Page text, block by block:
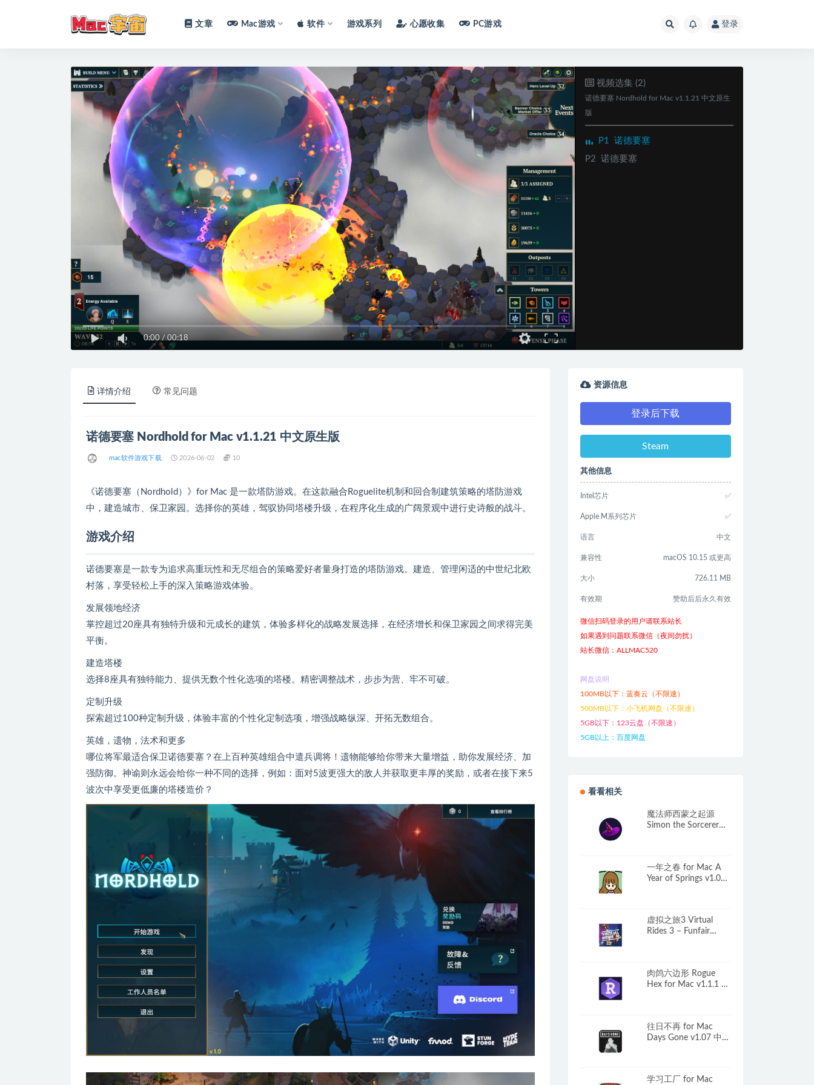
文章 Mac游戏 软件 游戏系列 心愿收集 PC游戏 登录
0:00/ 00:18
视频选集 (2)
诺德要塞 Nordhold for Mac v1.1.21 中文原生
版
P1 诺德要塞
P2 诺德要塞
详情介绍 常见问题
诺德要塞 Nordhold for Mac v1.1.21 中文原生版
mac软件游戏下载 2026-06-02 10
《诺德要塞（Nordhold）》for Mac 是一款塔防游戏。在这款融合Roguelite机制和回合制建筑策略的塔防游戏
中，建造城市、保卫家园。选择你的英雄，驾驭协同塔楼升级，在程序化生成的广阔景观中进行史诗般的战斗。
游戏介绍
诺德要塞是一款专为追求高重玩性和无尽组合的策略爱好者量身打造的塔防游戏。建造、管理闲适的中世纪北欧
村落，享受轻松上手的深入策略游戏体验。
发展领地经济
掌控超过20座具有独特升级和元成长的建筑，体验多样化的战略发展选择，在经济增长和保卫家园之间求得完美
平衡。
建造塔楼
选择8座具有独特能力、提供无数个性化选项的塔楼。精密调整战术，步步为营、牢不可破。
定制升级
探索超过100种定制升级，体验丰富的个性化定制选项，增强战略纵深、开拓无数组合。
英雄，遗物，法术和更多
哪位将军最适合保卫诺德要塞？在上百种英雄组合中遣兵调将！遗物能够给你带来大量增益，助你发展经济、加
强防御。神谕则永远会给你一种不同的选择，例如：面对5波更强大的敌人并获取更丰厚的奖励，或者在接下来5
波次中享受更低廉的塔楼造价？
资源信息
登录后下载
Steam
其他信息
Intel芯片 ✅
Apple M系列芯片 ✅
语言 中文
兼容性 macOS 10.15 或更高
大小 726.11 MB
有效期 赞助后后永久有效
微信扫码登录的用户请联系站长
如果遇到问题联系微信（夜间勿扰）
站长微信：ALLMAC520
网盘说明
100MB以下：蓝奏云（不限速）
500MB以下：小飞机网盘（不限速）
5GB以下：123云盘（不限速）
5GB以上：百度网盘
看看相关
魔法师西蒙之起源
Simon the Sorcerer
一年之春 for Mac A
Year of Springs v1.05
虚拟之旅3 Virtual
Rides 3 – Funfair
肉鸽六边形 Rogue
Hex for Mac v1.1.1 中
往日不再 for Mac
Days Gone v1.07 中文
学习工厂 for Mac